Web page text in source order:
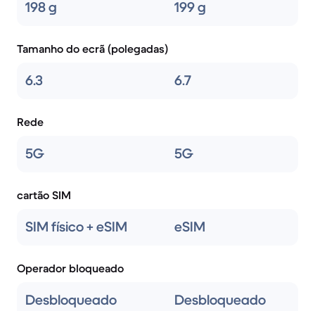
198 g 199 g
Tamanho do ecrã (polegadas)
6.3 6.7
Rede
5G 5G
cartão SIM
SIM físico + eSIM eSIM
Operador bloqueado
Desbloqueado Desbloqueado